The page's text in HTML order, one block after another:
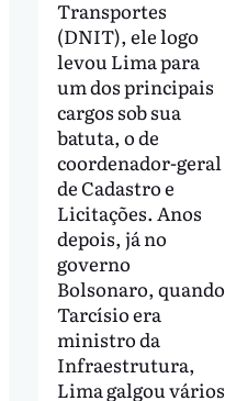
Transportes
(DNIT), ele logo
levou Lima para
um dos principais
cargos sob sua
batuta, o de
coordenador-geral
de Cadastro e
Licitações. Anos
depois, já no
governo
Bolsonaro, quando
Tarcísio era
ministro da
Infraestrutura,
Lima galgou vários